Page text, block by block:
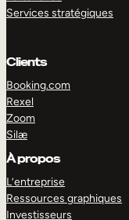
Services stratégiques
Clients
Booking.com
Rexel
Zoom
Silæ
À propos
L’entreprise
Ressources graphiques
Investisseurs